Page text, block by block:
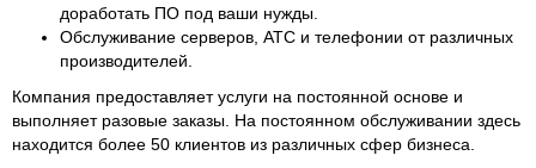
доработать ПО под ваши нужды.
Обслуживание серверов, АТС и телефонии от различных
производителей.
Компания предоставляет услуги на постоянной основе и
выполняет разовые заказы. На постоянном обслуживании здесь
находится более 50 клиентов из различных сфер бизнеса.